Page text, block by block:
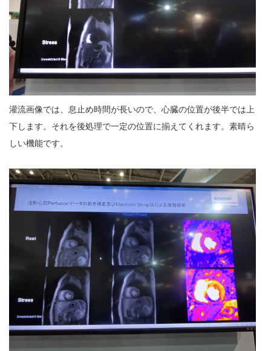
灌流画像では、息止め時間が長いので、心臓の位置が後半では上
下します。それを後処理で一定の位置に揃えてくれます。素晴ら
しい機能です。